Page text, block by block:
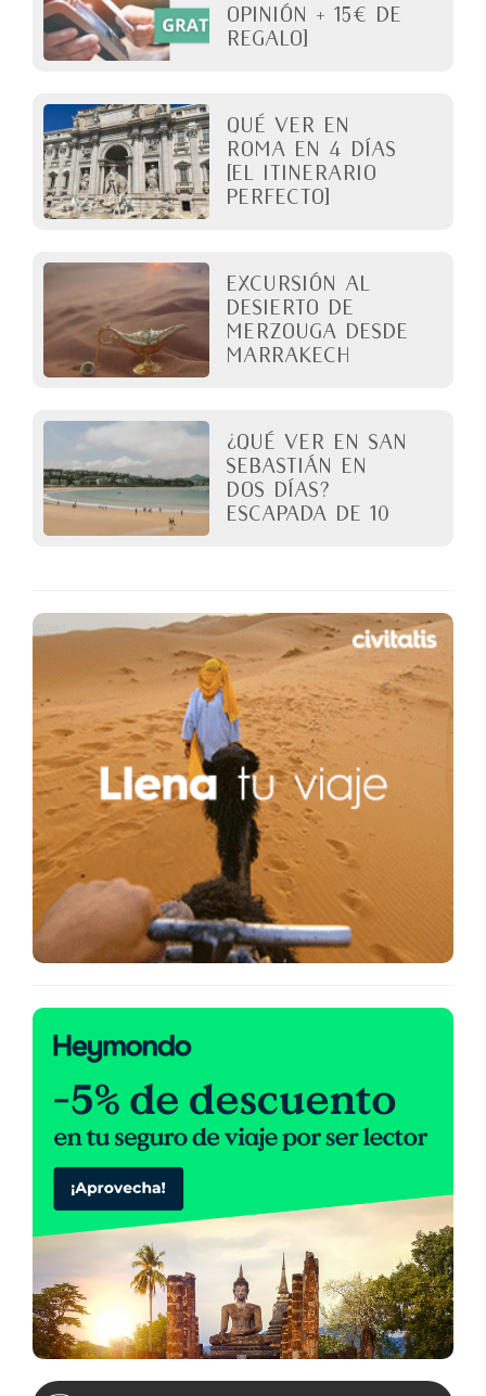
opinión + 15€ de
regalo]
QUÉ VER EN
ROMA en 4 días
[El itinerario
perfecto]
Excursión al
desierto de
Merzouga desde
Marrakech
¿Qué ver en San
Sebastián en
dos días?
Escapada de 10